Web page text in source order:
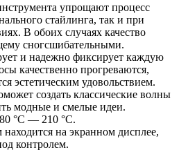
упрощают процесс
стайлинга, так и при
В обоих случаях качество
сногсшибательными.
и надежно фиксирует каждую
качественно прогреваются,
эстетическим удовольствием.
создать классические волны
модные и смелые идеи.
°C — 210 °C.
на экранном дисплее,
контролем.